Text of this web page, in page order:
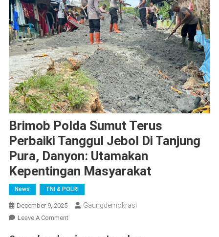
Brimob Polda Sumut Terus
Perbaiki Tanggul Jebol Di Tanjung
Pura, Danyon: Utamakan
Kepentingan Masyarakat
News TNI & POLRI
December 9, 2025 Gaungdemokrasi
Leave A CommentOn